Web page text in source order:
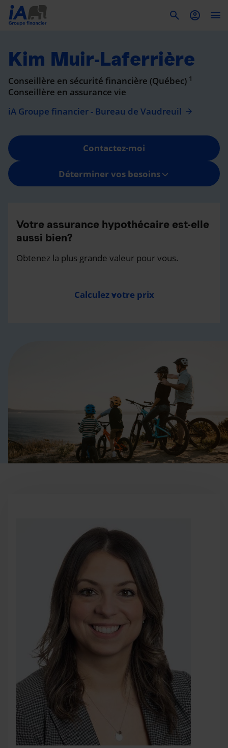
Kim Muir-Laferrière
Conseillère en sécurité financière (Québec) 1
Conseillère en assurance vie
iA Groupe financier - Bureau de Vaudreuil
Contactez-moi
Déterminer vos besoins
Votre assurance hypothécaire est-elle
aussi bien?
Obtenez la plus grande valeur pour vous.
Calculez votre prix